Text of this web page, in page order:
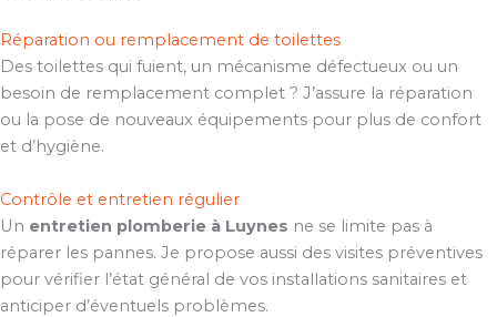
Réparation ou remplacement de toilettes
Des toilettes qui fuient, un mécanisme défectueux ou un
besoin de remplacement complet ? J’assure la réparation
ou la pose de nouveaux équipements pour plus de confort
et d’hygiène.
Contrôle et entretien régulier
Un entretien plomberie à Luynes ne se limite pas à
réparer les pannes. Je propose aussi des visites préventives
pour vérifier l’état général de vos installations sanitaires et
anticiper d’éventuels problèmes.